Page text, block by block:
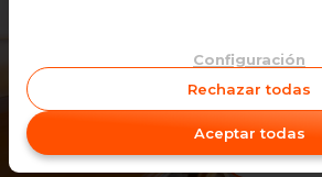
Empleo
Oficinas
Contacto
Configuración
Rechazar todas
Aceptar todas